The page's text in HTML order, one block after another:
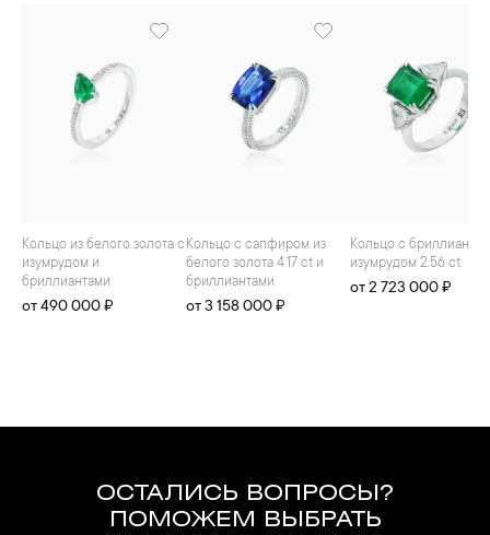
Кольцо из белого золота с
изумрудом и
бриллиантами
от 490 000 ₽
Кольцо с сапфиром из
белого золота 4.17 ct и
бриллиантами
от 3 158 000 ₽
Кольцо с бриллиантами и
изумрудом 2.56 ct
от 2 723 000 ₽
ОСТАЛИСЬ ВОПРОСЫ?
ПОМОЖЕМ ВЫБРАТЬ